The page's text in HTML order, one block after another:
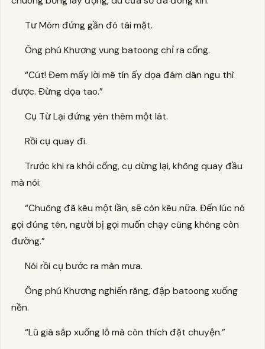
Tư Móm đứng gần đó tái mặt.
Ông phú Khương vung batoong chỉ ra cổng.
“Cút! Đem mấy lời mê tín ấy dọa đám dân ngu thì
được. Đừng dọa tao.”
Cụ Từ Lại đứng yên thêm một lát.
Rồi cụ quay đi.
Trước khi ra khỏi cổng, cụ dừng lại, không quay đầu
mà nói:
“Chuông đã kêu một lần, sẽ còn kêu nữa. Đến lúc nó
gọi đúng tên, người bị gọi muốn chạy cũng không còn
đường.”
Nói rồi cụ bước ra màn mưa.
Ông phú Khương nghiến răng, đập batoong xuống
nền.
“Lũ già sắp xuống lỗ mà còn thích đặt chuyện.”